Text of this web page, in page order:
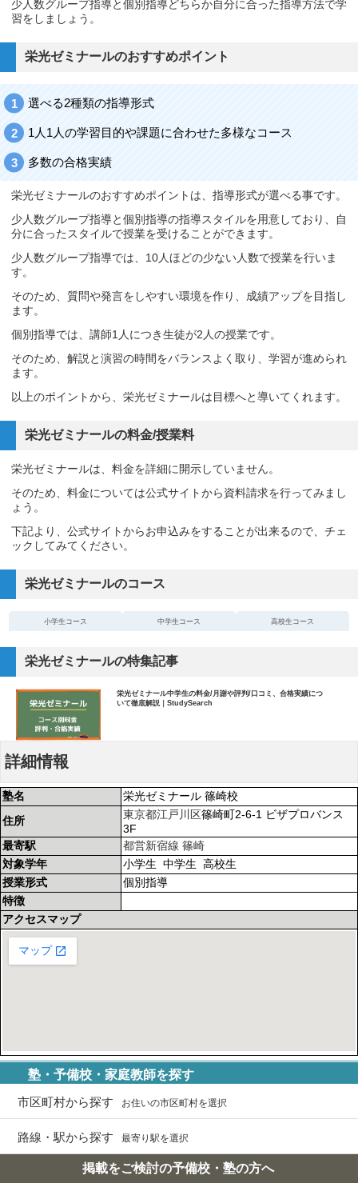
少人数グループ指導と個別指導どちらか自分に合った指導方法で学
習をしましょう。
栄光ゼミナールのおすすめポイント
選べる2種類の指導形式
1人1人の学習目的や課題に合わせた多様なコース
多数の合格実績
栄光ゼミナールのおすすめポイントは、指導形式が選べる事です。
少人数グループ指導と個別指導の指導スタイルを用意しており、自
分に合ったスタイルで授業を受けることができます。
少人数グループ指導では、10人ほどの少ない人数で授業を行いま
す。
そのため、質問や発言をしやすい環境を作り、成績アップを目指し
ます。
個別指導では、講師1人につき生徒が2人の授業です。
そのため、解説と演習の時間をバランスよく取り、学習が進められ
ます。
以上のポイントから、栄光ゼミナールは目標へと導いてくれます。
栄光ゼミナールの料金/授業料
栄光ゼミナールは、料金を詳細に開示していません。
そのため、料金については公式サイトから資料請求を行ってみまし
ょう。
下記より、公式サイトからお申込みをすることが出来るので、チェ
ックしてみてください。
栄光ゼミナールのコース
小学生コース 中学生コース 高校生コース
栄光ゼミナールの特集記事
栄光ゼミナール中学生の料金/月謝や評判/口コミ、合格実績につ
いて徹底解説｜StudySearch
詳細情報
塾名
栄光ゼミナール 篠崎校
住所
東京都江戸川区篠崎町2-6-1 ビザプロバンス
3F
最寄駅
都営新宿線 篠崎
対象学年
小学生 中学生 高校生
授業形式
個別指導
特徴
アクセスマップ
塾・予備校・家庭教師を探す
市区町村から探す お住いの市区町村を選択
路線・駅から探す 最寄り駅を選択
掲載をご検討の予備校・塾の方へ